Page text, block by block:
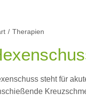
befinden sich hier:
Therapien
steht für